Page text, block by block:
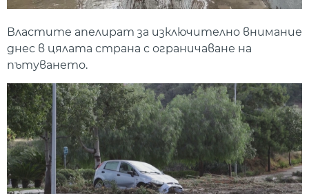
Властите апелират за изключително внимание
днес в цялата страна с ограничаване на
пътуването.